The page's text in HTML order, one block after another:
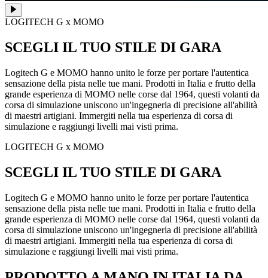
LOGITECH G x MOMO
SCEGLI IL TUO STILE DI GARA
Logitech G e MOMO hanno unito le forze per portare l'autentica
sensazione della pista nelle tue mani. Prodotti in Italia e frutto della
grande esperienza di MOMO nelle corse dal 1964, questi volanti da
corsa di simulazione uniscono un'ingegneria di precisione all'abilità
di maestri artigiani. Immergiti nella tua esperienza di corsa di
simulazione e raggiungi livelli mai visti prima.
LOGITECH G x MOMO
SCEGLI IL TUO STILE DI GARA
Logitech G e MOMO hanno unito le forze per portare l'autentica
sensazione della pista nelle tue mani. Prodotti in Italia e frutto della
grande esperienza di MOMO nelle corse dal 1964, questi volanti da
corsa di simulazione uniscono un'ingegneria di precisione all'abilità
di maestri artigiani. Immergiti nella tua esperienza di corsa di
simulazione e raggiungi livelli mai visti prima.